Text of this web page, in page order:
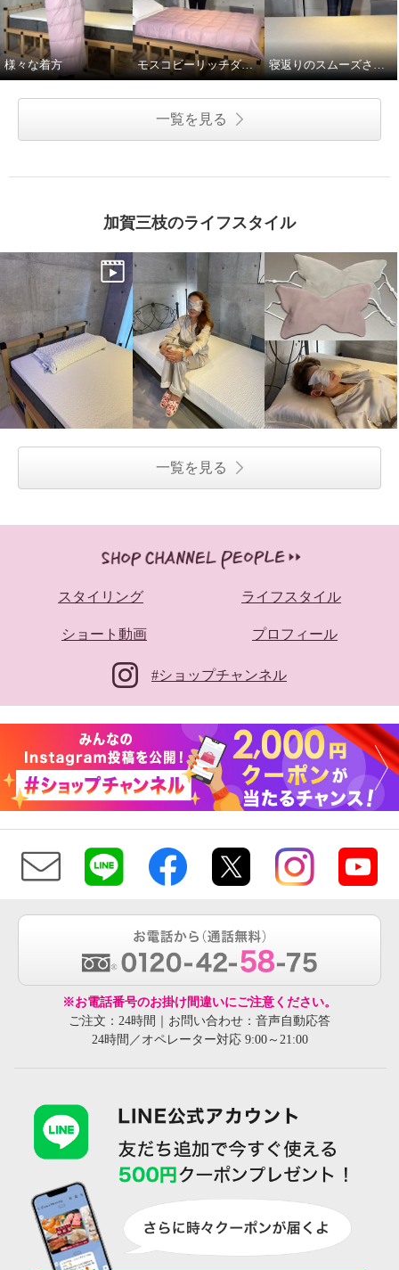
マルチユースな モバイルダウン
キルト
プラチナグレー
様々な着方 モスコビーリッチダウンから新色デビュー‼️ 寝返りのスムーズさを動画で確認！
一覧を見る
加賀三枝のライフスタイル
一覧を見る
スタイリング ライフスタイル
ショート動画 プロフィール
#ショップチャンネル
※お電話番号のお掛け間違いにご注意ください。
ご注文：24時間｜お問い合わせ：音声自動応答
24時間／オペレーター対応 9:00～21:00